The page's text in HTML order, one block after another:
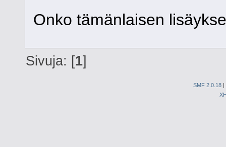
Onko tämänlaisen
Sivuja: [1]
SMF 2.0.18 |